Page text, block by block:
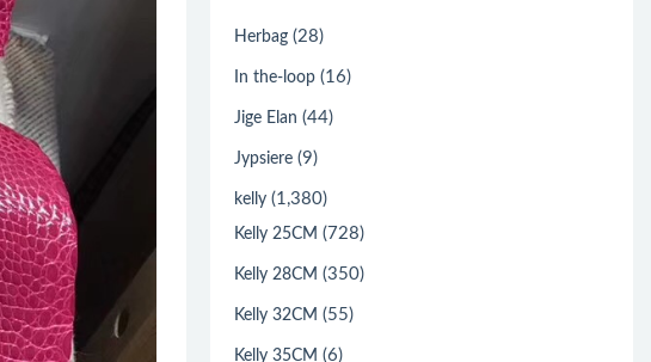
Herbag (28)
In the-loop (16)
Jige Elan (44)
Jypsiere (9)
kelly (1,380)
Kelly 25CM (728)
Kelly 28CM (350)
Kelly 32CM (55)
Kelly 35CM (6)